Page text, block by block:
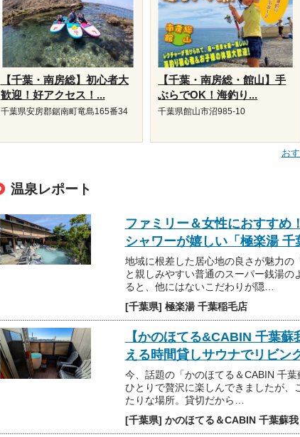
【千葉・南房総】初心者大
歓迎！好アクセス！...
千葉県安房郡鋸南町竜島165番34
【千葉・南房総・館山】手
ぶらでOK！海釣り...
千葉県館山市沼985-10
お
温泉レポート
ファミリー＆女性におすすめ
シャワーが嬉しい「極楽湯 千
地域に根差した居心地の良さが魅力の
と親しみやすい普通のスーパー銭湯
ると、他にはないこだわりが隠…
[千葉県] 極楽湯 千葉稲毛店
【かのほてる&CABIN 千葉
える時間貸しサウナでリビン
今、話題の「かのほてる＆CABIN 千
ひとりで贅沢に楽しんできましたが、
たりな場所。貸切だから…
[千葉県] かのほてる＆CABIN 千葉蘇我